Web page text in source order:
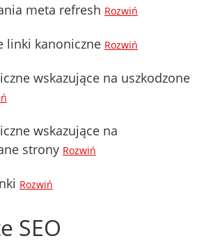
meta refresh Rozwiń
linki kanoniczne Rozwiń
wskazujące na uszkodzone
wskazujące na
strony Rozwiń
Rozwiń
SEO